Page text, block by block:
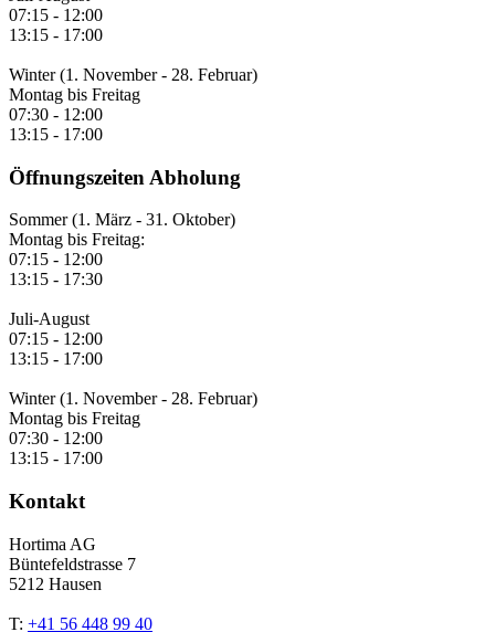
07:15 - 12:00
13:15 - 17:00
Winter (1. November - 28. Februar)
Montag bis Freitag
07:30 - 12:00
13:15 - 17:00
Öffnungszeiten Abholung
Sommer (1. März - 31. Oktober)
Montag bis Freitag:
07:15 - 12:00
13:15 - 17:30
Juli-August
07:15 - 12:00
13:15 - 17:00
Winter (1. November - 28. Februar)
Montag bis Freitag
07:30 - 12:00
13:15 - 17:00
Kontakt
Hortima AG
Büntefeldstrasse 7
5212 Hausen
T: +41 56 448 99 40